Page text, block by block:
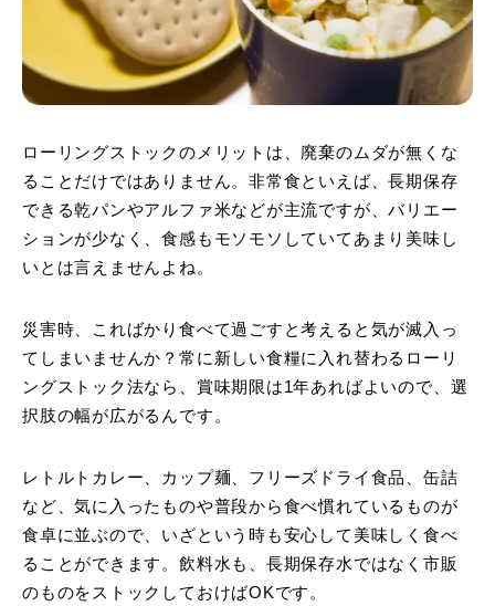
ローリングストックのメリットは、廃棄のムダが無くな
ることだけではありません。非常食といえば、長期保存
できる乾パンやアルファ米などが主流ですが、バリエー
ションが少なく、食感もモソモソしていてあまり美味し
いとは言えませんよね。
災害時、こればかり食べて過ごすと考えると気が滅入っ
てしまいませんか？常に新しい食糧に入れ替わるローリ
ングストック法なら、賞味期限は1年あればよいので、選
択肢の幅が広がるんです。
レトルトカレー、カップ麺、フリーズドライ食品、缶詰
など、気に入ったものや普段から食べ慣れているものが
食卓に並ぶので、いざという時も安心して美味しく食べ
ることができます。飲料水も、長期保存水ではなく市販
のものをストックしておけばOKです。